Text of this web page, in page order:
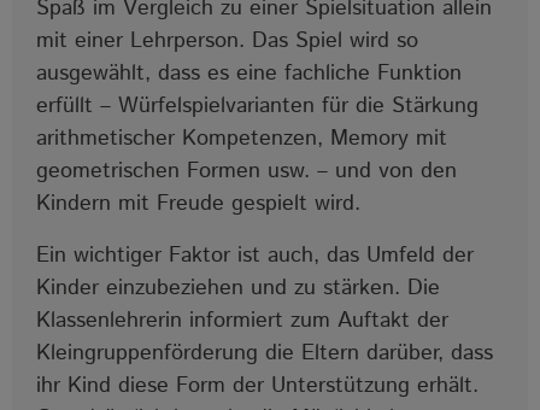
Spaß im Vergleich zu einer Spielsituation allein
mit einer Lehrperson. Das Spiel wird so
ausgewählt, dass es eine fachliche Funktion
erfüllt – Würfelspielvarianten für die Stärkung
arithmetischer Kompetenzen, Memory mit
geometrischen Formen usw. – und von den
Kindern mit Freude gespielt wird.
Ein wichtiger Faktor ist auch, das Umfeld der
Kinder einzubeziehen und zu stärken. Die
Klassenlehrerin informiert zum Auftakt der
Kleingruppenförderung die Eltern darüber, dass
ihr Kind diese Form der Unterstützung erhält.